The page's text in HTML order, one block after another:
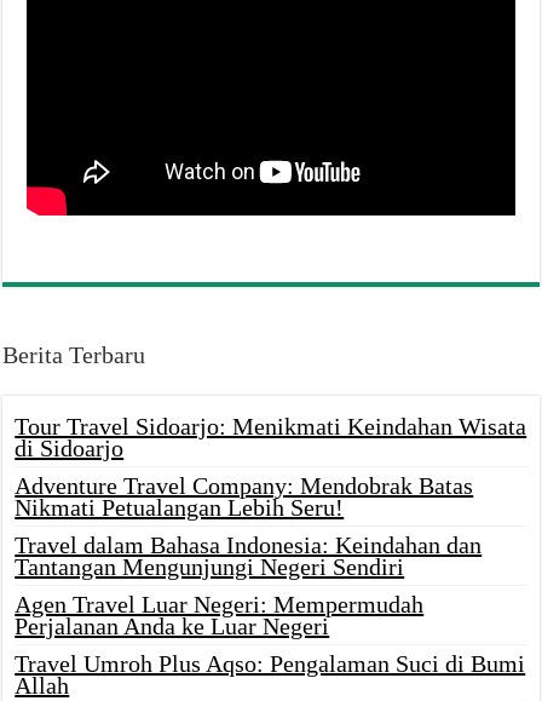
Berita Terbaru
Tour Travel Sidoarjo: Menikmati Keindahan Wisata
di Sidoarjo
Adventure Travel Company: Mendobrak Batas
Nikmati Petualangan Lebih Seru!
Travel dalam Bahasa Indonesia: Keindahan dan
Tantangan Mengunjungi Negeri Sendiri
Agen Travel Luar Negeri: Mempermudah
Perjalanan Anda ke Luar Negeri
Travel Umroh Plus Aqso: Pengalaman Suci di Bumi
Allah